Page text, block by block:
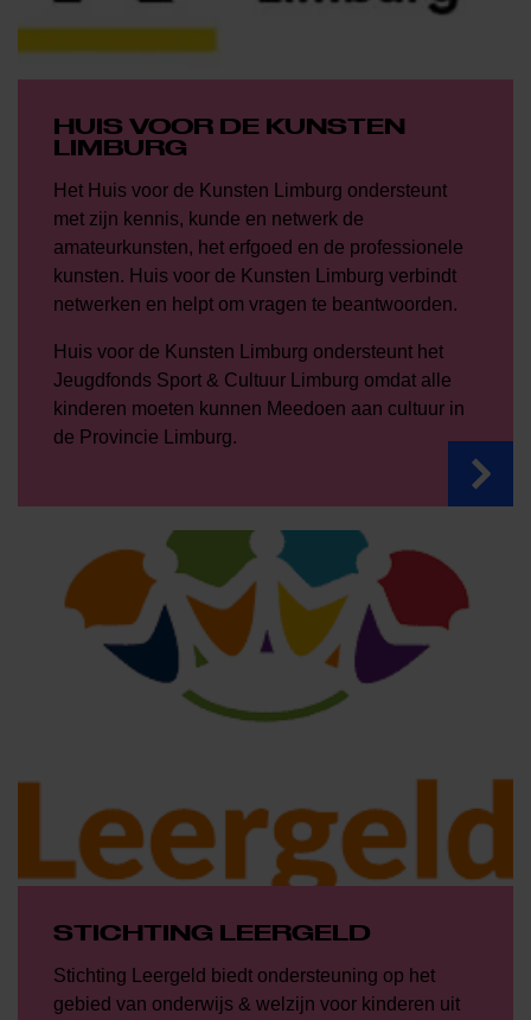
HUIS VOOR DE KUNSTEN
LIMBURG
Het Huis voor de Kunsten Limburg ondersteunt
met zijn kennis, kunde en netwerk de
amateurkunsten, het erfgoed en de professionele
kunsten. Huis voor de Kunsten Limburg verbindt
netwerken en helpt om vragen te beantwoorden.
Huis voor de Kunsten Limburg ondersteunt het
Jeugdfonds Sport & Cultuur Limburg omdat alle
kinderen moeten kunnen Meedoen aan cultuur in
de Provincie Limburg.
STICHTING LEERGELD
Stichting Leergeld biedt ondersteuning op het
gebied van onderwijs & welzijn voor kinderen uit